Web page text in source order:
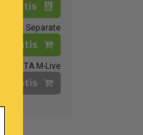
Gratis
Tracce Separate
Gratis
MTA M-Live
Gratis